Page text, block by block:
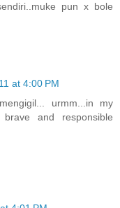
pun x bole
at 4:00 PM
urmm...in my
and responsible